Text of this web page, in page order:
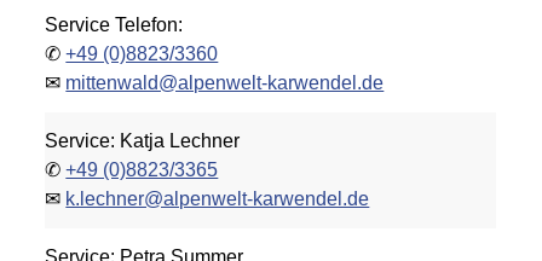
Service Telefon:
✆+49 (0)8823/3360
✉ mittenwald@alpenwelt-karwendel.de
Service: Katja Lechner
✆+49 (0)8823/3365
✉ k.lechner@alpenwelt-karwendel.de
Service: Petra Summer